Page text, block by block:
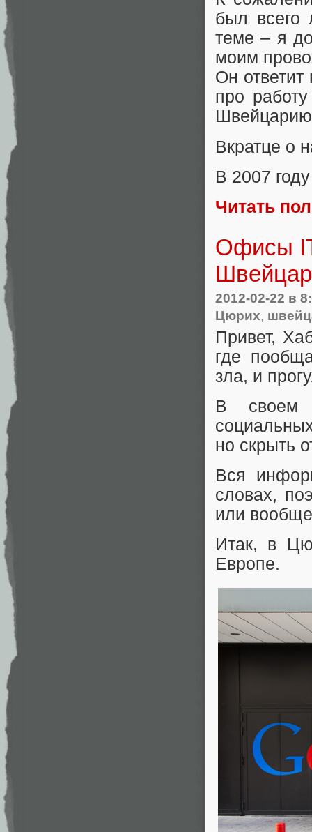
был всего
теме – я
моим
Он
про
Вкратце о
В 2007
Читать
Офисы
2012-02-22 в
Цюрих,
Привет,
где
зла, и
В своем
но скрыть
Вся
словах,
или вообще
Итак, в
Европе.